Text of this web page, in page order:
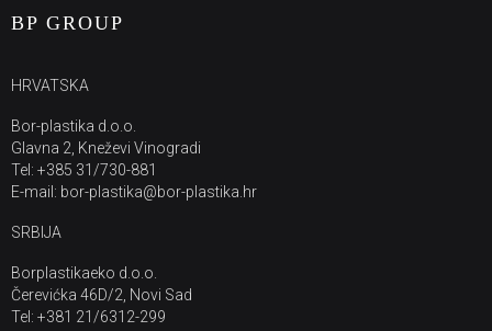
BP GROUP
HRVATSKA
Bor-plastika d.o.o.
Glavna 2, Kneževi Vinogradi
Tel: +385 31/730-881
E-mail: bor-plastika@bor-plastika.hr
SRBIJA
Borplastikaeko d.o.o.
Čerevićka 46D/2, Novi Sad
Tel: +381 21/6312-299